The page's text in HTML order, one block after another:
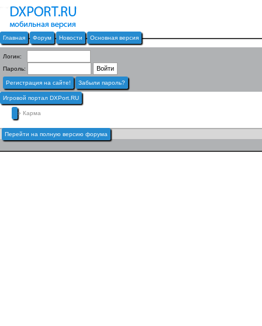
Главная Форум Новости Основная версия
Логин:
Пароль:
Регистрация на сайте! Забыли пароль?
Игровой портал DXPort.RU
» Карма
Перейти на полную версию форума